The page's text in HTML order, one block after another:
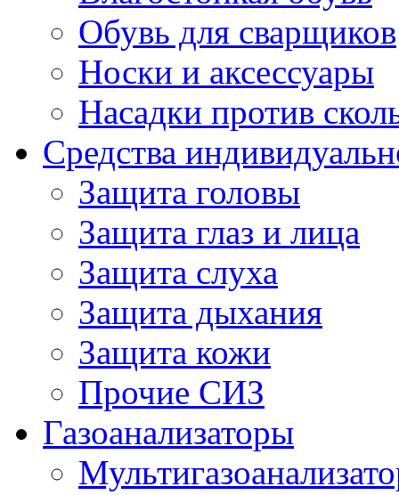
Обувь для сварщиков
Носки и аксессуары
Насадки против
Средства
Защита головы
Защита глаз и лица
Защита слуха
Защита дыхания
Защита кожи
Прочие СИЗ
Газоанализаторы